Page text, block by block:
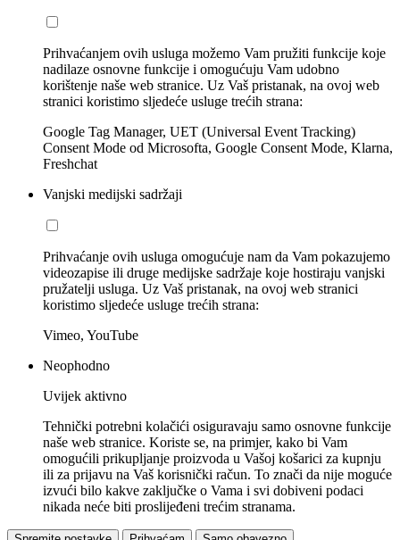
Prihvaćanjem ovih usluga možemo Vam pružiti funkcije koje
nadilaze osnovne funkcije i omogućuju Vam udobno
korištenje naše web stranice. Uz Vaš pristanak, na ovoj web
stranici koristimo sljedeće usluge trećih strana:
Google Tag Manager, UET (Universal Event Tracking)
Consent Mode od Microsofta, Google Consent Mode, Klarna,
Freshchat
Vanjski medijski sadržaji
Prihvaćanje ovih usluga omogućuje nam da Vam pokazujemo
videozapise ili druge medijske sadržaje koje hostiraju vanjski
pružatelji usluga. Uz Vaš pristanak, na ovoj web stranici
koristimo sljedeće usluge trećih strana:
Vimeo, YouTube
Neophodno
Uvijek aktivno
Tehnički potrebni kolačići osiguravaju samo osnovne funkcije
naše web stranice. Koriste se, na primjer, kako bi Vam
omogućili prikupljanje proizvoda u Vašoj košarici za kupnju
ili za prijavu na Vaš korisnički račun. To znači da nije moguće
izvući bilo kakve zaključke o Vama i svi dobiveni podaci
nikada neće biti proslijeđeni trećim stranama.